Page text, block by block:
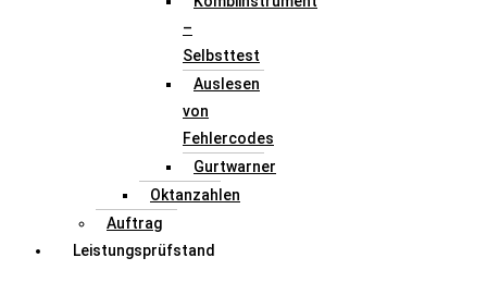
–
Selbsttest
Auslesen
von
Fehlercodes
Gurtwarner
Oktanzahlen
Auftrag
Leistungsprüfstand